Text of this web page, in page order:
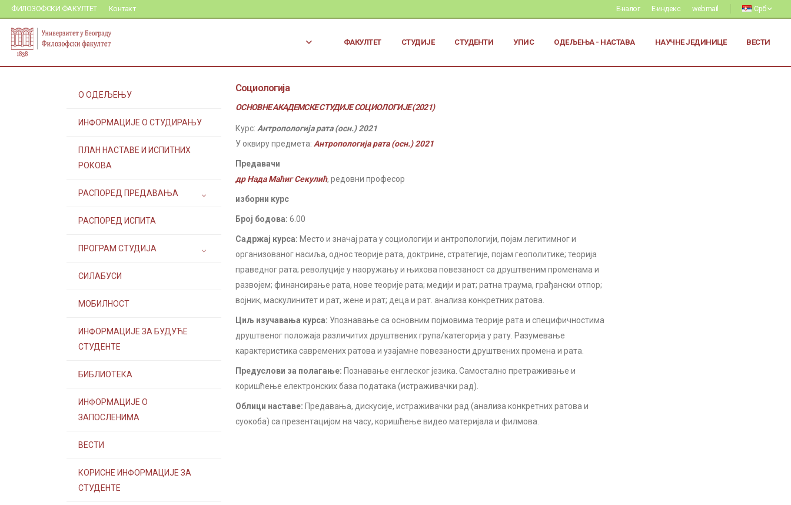
ФИЛОЗОФСКИ ФАКУЛТЕТ Контакт Е-налог Е-индекс webmail Срб
ФАКУЛТЕТ СТУДИЈЕ СТУДЕНТИ УПИС ОДЕЉЕЊА - НАСТАВА НАУЧНЕ ЈЕДИНИЦЕ ВЕСТИ
О ОДЕЉЕЊУ
ИНФОРМАЦИЈЕ О СТУДИРАЊУ
ПЛАН НАСТАВЕ И ИСПИТНИХ
РОКОВА
РАСПОРЕД ПРЕДАВАЊА
РАСПОРЕД ИСПИТА
ПРОГРАМ СТУДИЈА
СИЛАБУСИ
МОБИЛНОСТ
ИНФОРМАЦИЈЕ ЗА БУДУЋЕ
СТУДЕНТЕ
БИБЛИОТЕКА
ИНФОРМАЦИЈЕ О
ЗАПОСЛЕНИМА
ВЕСТИ
КОРИСНЕ ИНФОРМАЦИЈЕ ЗА
СТУДЕНТЕ
Социологија
ОСНОВНЕ АКАДЕМСКЕ СТУДИЈЕ СОЦИОЛОГИЈЕ (2021)
Курс: Антропологија рата (осн.) 2021
У оквиру предмета: Антропологија рата (осн.) 2021
Предавачи
др Нада Маћиг Секулић, редовни професор
изборни курс
Број бодова: 6.00
Садржај курса: Место и значај рата у социологији и антропологији, појам легитимног и
организованог насиља, однос теорије рата, доктрине, стратегије, појам геополитике; теорија
праведног рата; револуције у наоружању и њихова повезаност са друштвеним променама и
развојем; финансирање рата, нове теорије рата; медији и рат; ратна траума, грађански отпор;
војник, маскулинитет и рат, жене и рат; деца и рат. анализа конкретних ратова.
Циљ изучавања курса: Упознавање са основним појмовима теорије рата и специфичностима
друштвеног положаја различитих друштвених група/категорија у рату. Разумевање
карактеристика савремених ратова и узајамне повезаности друштвених промена и рата.
Предуслови за полагање: Познавање енглеског језика. Самостално претраживање и
коришћење електронских база података (истраживачки рад).
Облици наставе: Предавања, дискусије, истраживачки рад (анализа конкретних ратова и
суокоба) са презентацијом на часу, коришћење видео материјала и филмова.